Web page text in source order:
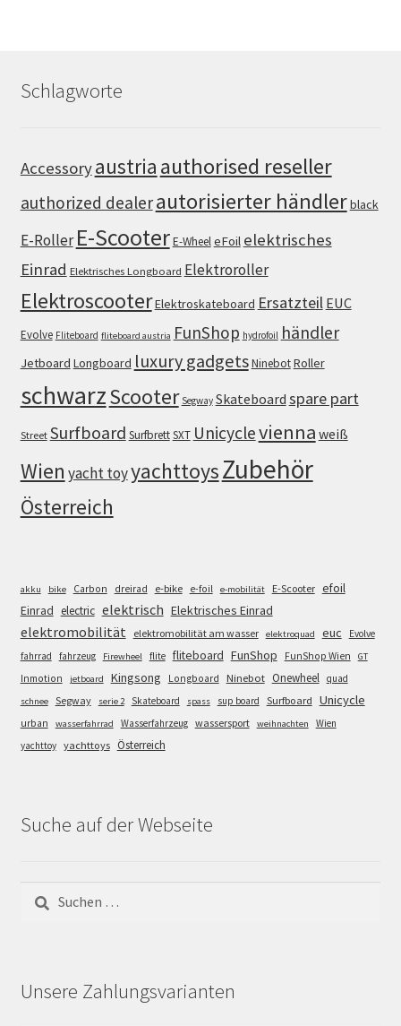
Schlagworte
Accessoryaustria authorised reseller
authorized dealerautorisierter händlerblack
E-Roller E-ScooterE-WheeleFoil elektrisches
Einrad Elektrisches Longboard Elektroroller
ElektroscooterElektroskateboard Ersatzteil EUC
Evolve Fliteboard fliteboard austria FunShop hydrofoil händler
Jetboard Longboard luxury gadgetsNinebotRoller
schwarzScooter Segway Skateboard spare part
Street Surfboard SurfbrettSXT Unicyclevienna weiß
Wien yacht toyyachttoysZubehör
Österreich
akku bike Carbon dreirad e-bike e-foil e-mobilität E-Scooter efoil
Einrad electric elektrisch Elektrisches Einrad
elektromobilität elektromobilität am wasser elektroquad euc
Evolve
fahrrad
fahrzeug Firewheel flite fliteboard FunShop FunShop Wien GT
Inmotion jetboard Kingsong Longboard Ninebot Onewheel quad
schnee Segway serie 2 Skateboard spass sup board Surfboard Unicycle
urban wasserfahrrad Wasserfahrzeug wassersport weihnachten
Wien
yachttoy yachttoys Österreich
Suche auf der Webseite
Suchen
nach:
Unsere Zahlungsvarianten